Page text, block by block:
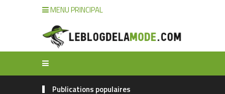
MENU PRINCIPAL
Publications populaires